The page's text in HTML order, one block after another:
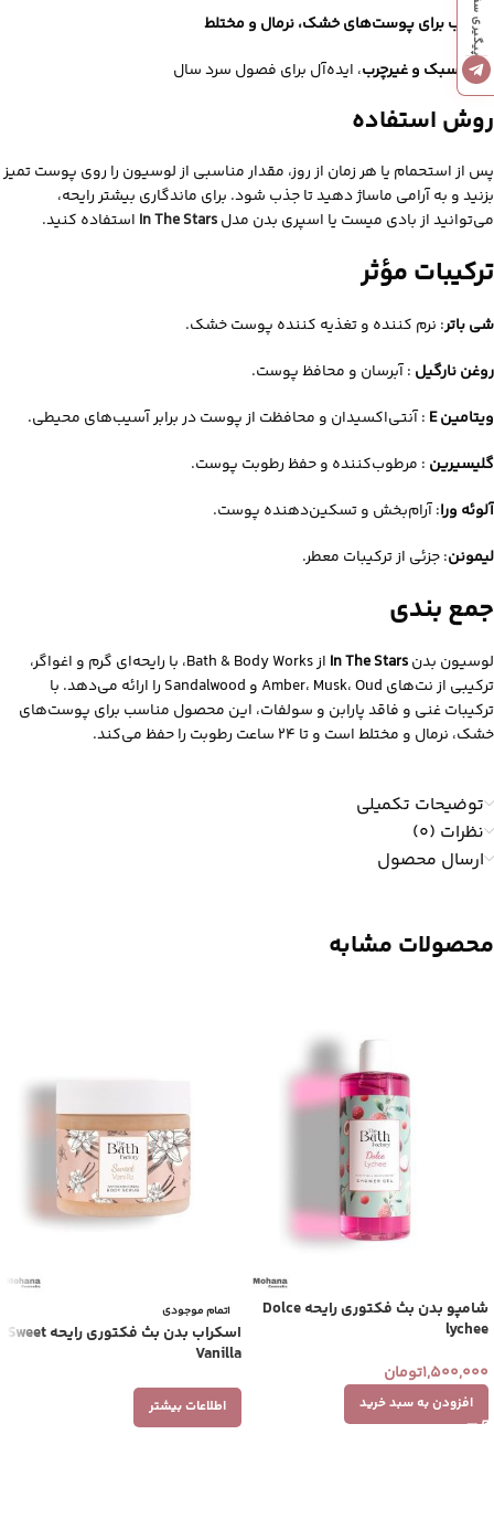
مناسب برای پوست‌های خشک، نرمال و مختلط
بافت سبک و غیرچرب، ایده‌آل برای فصول سرد سال
روش استفاده
پس از استحمام یا هر زمان از روز، مقدار مناسبی از لوسیون را روی پوست تمیز
بزنید و به آرامی ماساژ دهید تا جذب شود. برای ماندگاری بیشتر رایحه،
می‌توانید از بادی میست یا اسپری بدن مدلIn The Stars استفاده کنید.
ترکیبات مؤثر
شی باتر: نرم‌ کننده و تغذیه‌ کننده پوست خشک.
روغن نارگیل :آبرسان و محافظ پوست.
ویتامین E :آنتی‌اکسیدان و محافظت از پوست در برابر آسیب‌های محیطی.
گلیسیرین : مرطوب‌کننده و حفظ رطوبت پوست.
آلوئه ورا:آرام‌بخش و تسکین‌دهنده پوست.
لیمونن:جزئی از ترکیبات معطر.
جمع‌ بندی
لوسیون بدنIn The Stars
از Bath & Body Works، با رایحه‌ای گرم و اغواگر،
ترکیبی از نت‌های Amber، Musk، Oud و Sandalwood را ارائه می‌دهد. با
ترکیبات غنی و فاقد پارابن و سولفات، این محصول مناسب برای پوست‌های
خشک، نرمال و مختلط است و تا ۲۴ ساعت رطوبت را حفظ می‌کند.
توضیحات تکمیلی
نظرات (0)
ارسال محصول
محصولات مشابه
شامپو بدن بث فکتوری رایحه Dolce
lychee
1,500,000تومان
افزودن به سبد خرید
اتمام موجودی
اسکراب بدن بث فکتوری رایحه Sweet
Vanilla
اطلاعات بیشتر